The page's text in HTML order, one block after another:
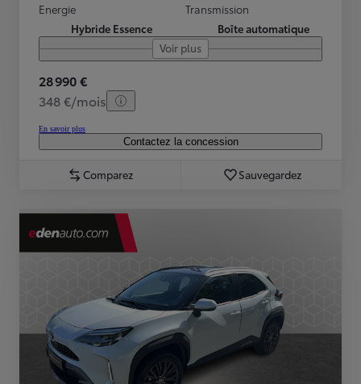
Energie
Hybride Essence
Transmission
Boîte automatique
Voir plus
28 990 €
348 €/mois
En savoir plus
Contactez la concession
Comparez Sauvegardez